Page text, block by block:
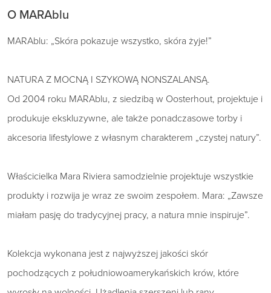
O MARAblu
MARAblu: „Skóra pokazuje wszystko, skóra żyje!”
NATURA Z MOCNĄ I SZYKOWĄ NONSZALANSĄ.
Od 2004 roku MARAblu, z siedzibą w Oosterhout, projektuje i
produkuje ekskluzywne, ale także ponadczasowe torby i
akcesoria lifestylowe z własnym charakterem „czystej natury”.
Właścicielka Mara Riviera samodzielnie projektuje wszystkie
produkty i rozwija je wraz ze swoim zespołem. Mara: „Zawsze
miałam pasję do tradycyjnej pracy, a natura mnie inspiruje”.
Kolekcja wykonana jest z najwyższej jakości skór
pochodzących z południowoamerykańskich krów, które